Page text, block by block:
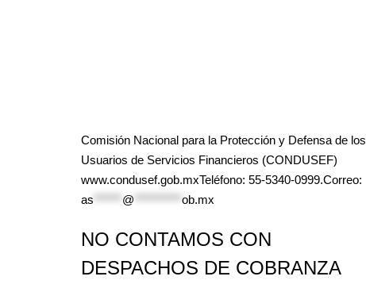
Comisión Nacional para la Protección y Defensa de los
Usuarios de Servicios Financieros (CONDUSEF)
www.condusef.gob.mxTeléfono: 55-5340-0999.Correo:
as
@ ob.mx
NO CONTAMOS CON
DESPACHOS DE COBRANZA